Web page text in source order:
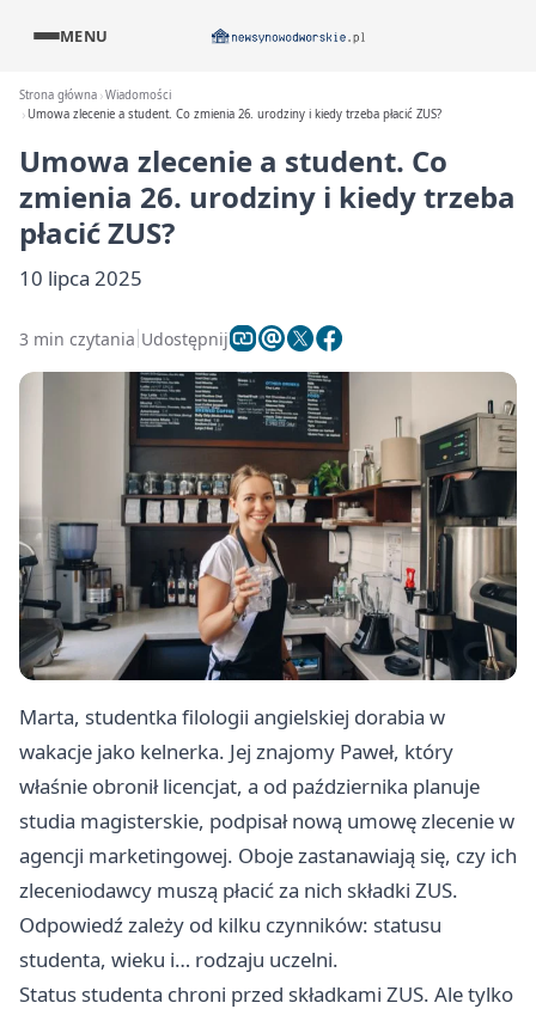
MENU
Strona główna Wiadomości
Umowa zlecenie a student. Co zmienia 26. urodziny i kiedy trzeba płacić ZUS?
Umowa zlecenie a student. Co
zmienia 26. urodziny i kiedy trzeba
płacić ZUS?
10 lipca 2025
3 min czytania Udostępnij
Marta, studentka filologii angielskiej dorabia w
wakacje jako kelnerka. Jej znajomy Paweł, który
właśnie obronił licencjat, a od października planuje
studia magisterskie, podpisał nową umowę zlecenie w
agencji marketingowej. Oboje zastanawiają się, czy ich
zleceniodawcy muszą płacić za nich składki ZUS.
Odpowiedź zależy od kilku czynników: statusu
studenta, wieku i… rodzaju uczelni.
Status studenta chroni przed składkami ZUS. Ale tylko